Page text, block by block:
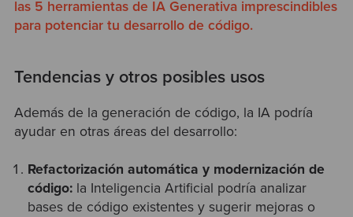
las 5 herramientas de IA Generativa imprescindibles
para potenciar tu desarrollo de código.
Tendencias y otros posibles usos
Además de la generación de código, la IA podría
ayudar en otras áreas del desarrollo:
Refactorización automática y modernización de
código: la Inteligencia Artificial podría analizar
bases de código existentes y sugerir mejoras o